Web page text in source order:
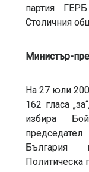
партия
Столичния
Министър-
На 27 юли
162 гласа
избира
България
Политическа